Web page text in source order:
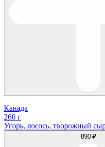
Канада
260 г
Угорь, лосось, творожный
890 ₽